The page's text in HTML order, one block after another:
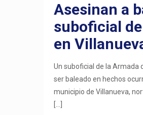
Asesinan a
suboficial
en
Un suboficial de la Armada
ser baleado en hechos
municipio de Villanueva,